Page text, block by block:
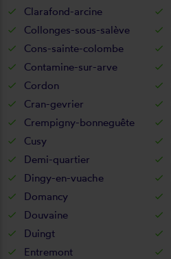
Clarafond-arcine
Collonges-sous-salève
Cons-sainte-colombe
Contamine-sur-arve
Cordon
Cran-gevrier
Crempigny-bonneguête
Cusy
Demi-quartier
Dingy-en-vuache
Domancy
Douvaine
Duingt
Entremont